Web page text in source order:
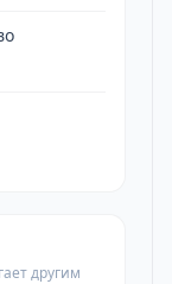
другим